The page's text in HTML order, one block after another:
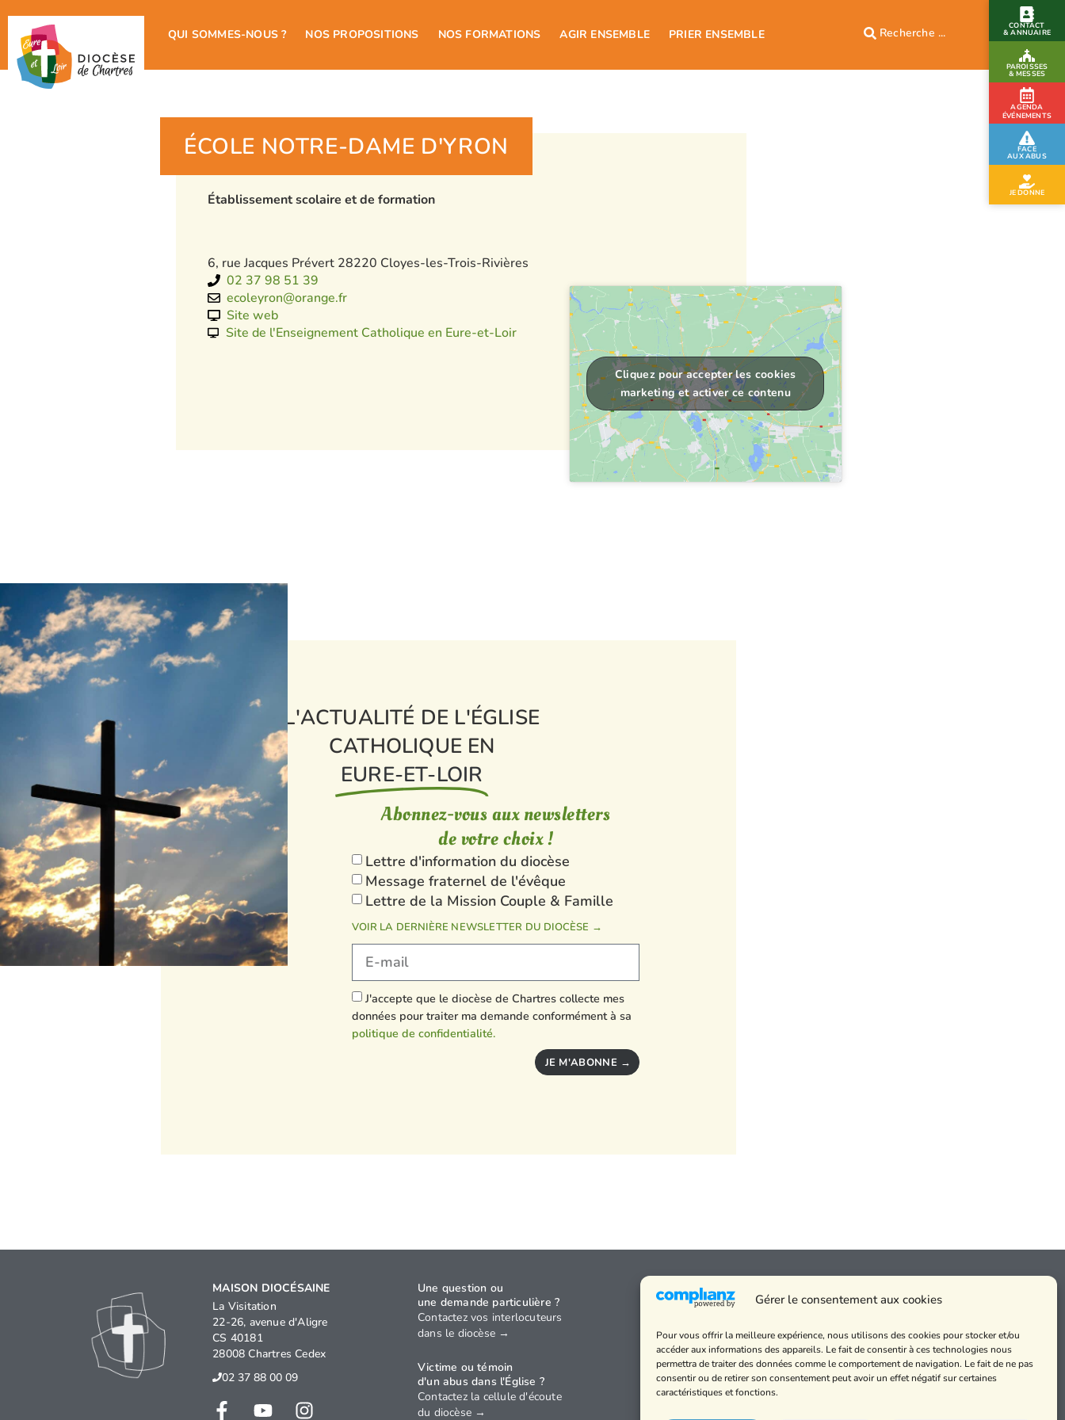
Gérer le consentement aux cookies
Pour vous offrir la meilleure expérience, nous utilisons des cookies pour stocker et/ou
accéder aux informations des appareils. Le fait de consentir à ces technologies nous
permettra de traiter des données comme le comportement de navigation. Le fait de ne pas
consentir ou de retirer son consentement peut avoir un effet négatif sur certaines
caractéristiques et fonctions.
CONTACT
& ANNUAIRE
PAROISSES
& MESSES
AGENDA
ÉVÉNEMENTS
FACE
AUX ABUS
JE DONNE
QUI SOMMES-NOUS ? NOS PROPOSITIONS NOS FORMATIONS AGIR ENSEMBLE PRIER ENSEMBLE
ÉCOLE NOTRE-DAME D'YRON
Établissement scolaire et de formation
6, rue Jacques Prévert 28220 Cloyes-les-Trois-Rivières
02 37 98 51 39
ecoleyron@orange.fr
Site web
Site de l'Enseignement Catholique en Eure-et-Loir
Cliquez pour accepter les cookies
marketing et activer ce contenu
L'ACTUALITÉ DE L'ÉGLISE
CATHOLIQUE EN
EURE-ET-LOIR
Abonnez-vous aux newsletters
de votre choix !
Lettre d'information du diocèse
Message fraternel de l'évêque
Lettre de la Mission Couple & Famille
VOIR LA DERNIÈRE NEWSLETTER DU DIOCÈSE →
J'accepte que le diocèse de Chartres collecte mes
données pour traiter ma demande conformément à sa
politique de confidentialité.
JE M'ABONNE →
MAISON DIOCÉSAINE
La Visitation
22-26, avenue d'Aligre
CS 40181
28008 Chartres Cedex
02 37 88 00 09
Une question ou
une demande particulière ?
Contactez vos interlocuteurs
dans le diocèse →
Victime ou témoin
d'un abus dans l'Église ?
Contactez la cellule d'écoute
du diocèse →
Agenda
Horaires messes
Politique de cookies et
confidentialité
Mentions légales